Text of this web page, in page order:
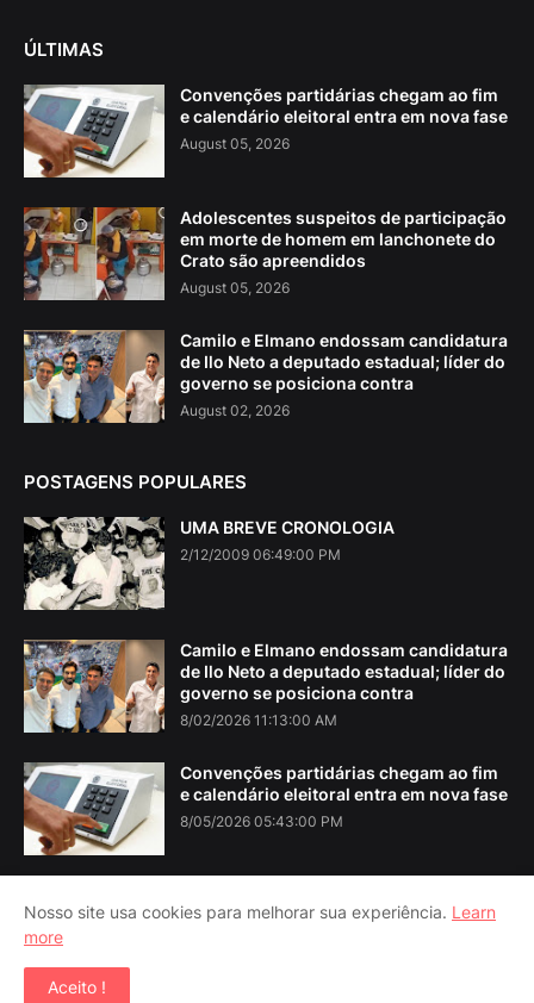
ÚLTIMAS
Convenções partidárias chegam ao fim
e calendário eleitoral entra em nova fase
August 05, 2026
Adolescentes suspeitos de participação
em morte de homem em lanchonete do
Crato são apreendidos
August 05, 2026
Camilo e Elmano endossam candidatura
de Ilo Neto a deputado estadual; líder do
governo se posiciona contra
August 02, 2026
POSTAGENS POPULARES
UMA BREVE CRONOLOGIA
2/12/2009 06:49:00 PM
Camilo e Elmano endossam candidatura
de Ilo Neto a deputado estadual; líder do
governo se posiciona contra
8/02/2026 11:13:00 AM
Convenções partidárias chegam ao fim
e calendário eleitoral entra em nova fase
8/05/2026 05:43:00 PM
Nosso site usa cookies para melhorar sua experiência. Learn
more
Aceito !